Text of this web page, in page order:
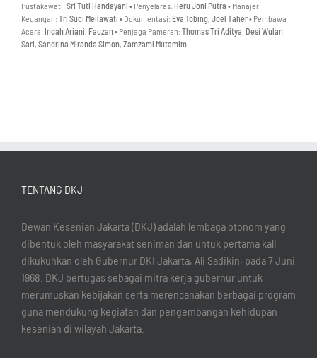
Pustakawati: Sri Tuti Handayani • Penyelaras: Heru Joni Putra • Manajer
Keuangan: Tri Suci Meilawati • Dokumentasi: Eva Tobing, Joel Taher • Pembawa
Acara: Indah Ariani, Fauzan • Penjaga Pameran: Thomas Tri Aditya, Desi Wulan
Sari, Sandrina Miranda Simon, Zamzami Mutamim
TENTANG DKJ
Dewan Kesenian Jakarta (DKJ) adalah lembaga otonom yang
dibentuk oleh masyarakat seniman dan untuk pertama kali
dikukuhkan oleh Gubernur DKI Jakarta, Ali Sadikin, pada 7 Juni
1968. DKJ bertugas sebagai mitra kerja gubernur untuk
merumuskan kebijakan serta merencanakan berbagai program
guna mendukung kegiatan dan pengembangan kehidupan
kesenian di wilayah Jakarta.